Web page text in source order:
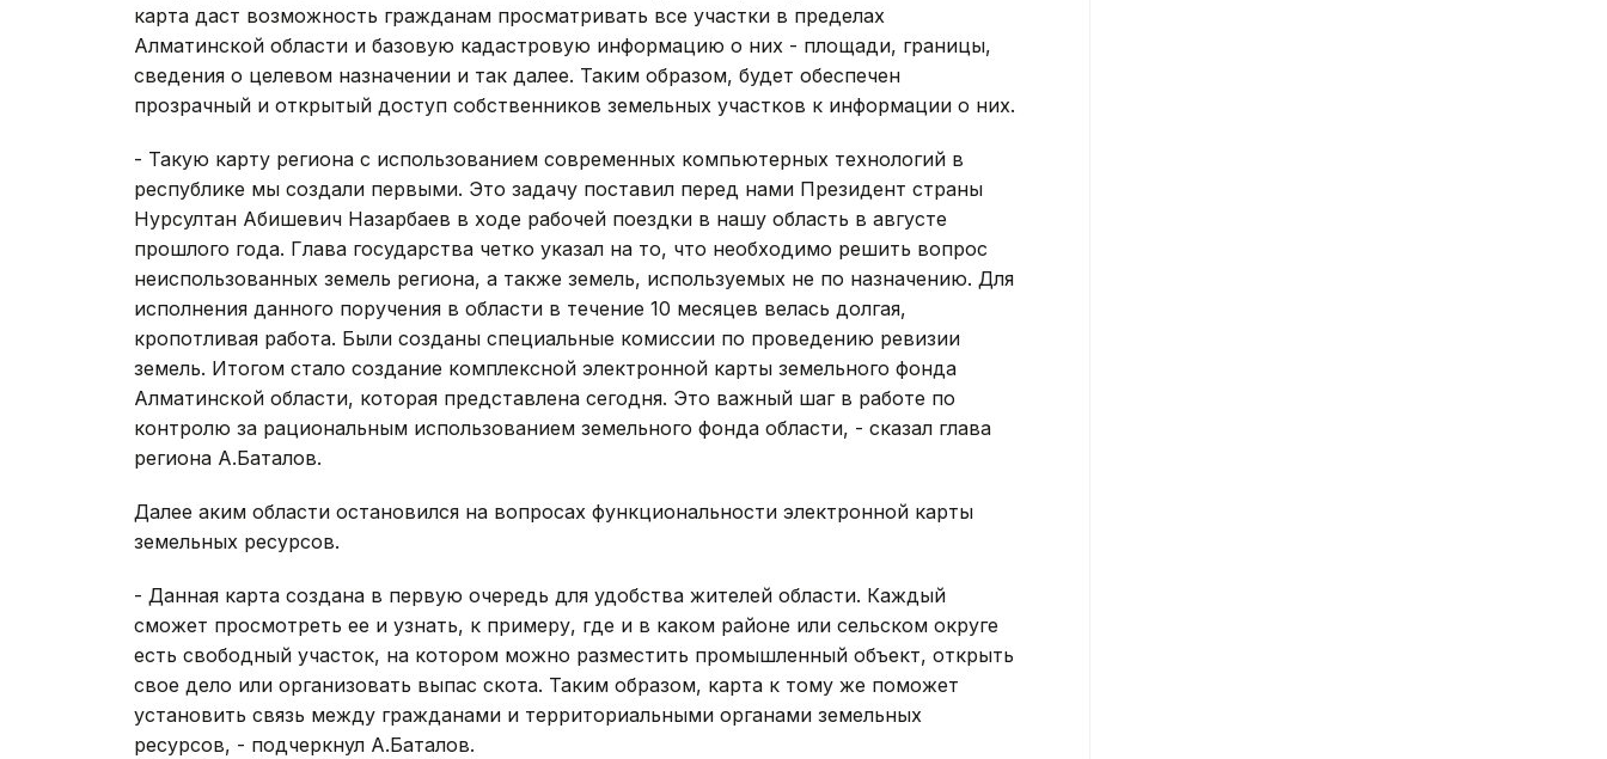
карта даст возможность гражданам просматривать все участки в пределах
Алматинской области и базовую кадастровую информацию о них - площади, границы,
сведения о целевом назначении и так далее. Таким образом, будет обеспечен
прозрачный и открытый доступ собственников земельных участков к информации о них.
- Такую карту региона с использованием современных компьютерных технологий в
республике мы создали первыми. Это задачу поставил перед нами Президент страны
Нурсултан Абишевич Назарбаев в ходе рабочей поездки в нашу область в августе
прошлого года. Глава государства четко указал на то, что необходимо решить вопрос
неиспользованных земель региона, а также земель, используемых не по назначению. Для
исполнения данного поручения в области в течение 10 месяцев велась долгая,
кропотливая работа. Были созданы специальные комиссии по проведению ревизии
земель. Итогом стало создание комплексной электронной карты земельного фонда
Алматинской области, которая представлена сегодня. Это важный шаг в работе по
контролю за рациональным использованием земельного фонда области, - сказал глава
региона А.Баталов.
Далее аким области остановился на вопросах функциональности электронной карты
земельных ресурсов.
- Данная карта создана в первую очередь для удобства жителей области. Каждый
сможет просмотреть ее и узнать, к примеру, где и в каком районе или сельском округе
есть свободный участок, на котором можно разместить промышленный объект, открыть
свое дело или организовать выпас скота. Таким образом, карта к тому же поможет
установить связь между гражданами и территориальными органами земельных
ресурсов, - подчеркнул А.Баталов.